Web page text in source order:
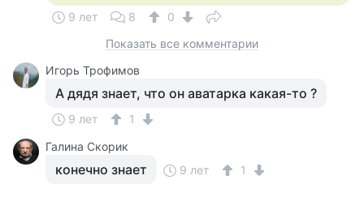
9 лет 8
0
Показать все комментарии
Игорь Трофимов
А дядя знает, что он аватарка какая-то ?
9 лет
1
Галина Скорик
конечно знает 9 лет 1